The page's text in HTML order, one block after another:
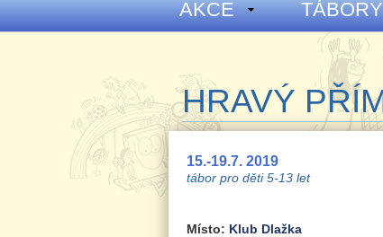
AKCE TÁBORY
HRAVÝ
15.-19.7. 2019
tábor pro děti 5-13 let
Místo: Klub Dlažka